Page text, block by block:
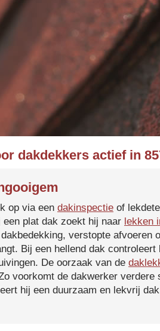
dakdekkers actief in
op via een dakinspectie of
plat dak zoekt hij naar lekken
verstopte afvoeren
Bij een hellend dak controleert
De oorzaak van de
voorkomt de dakwerker verdere
hij een duurzaam en lekvrij